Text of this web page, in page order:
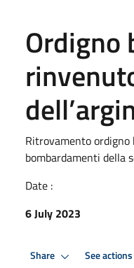
Ordigno
Ritrovamento ordigno
bombardamenti della
Date :
6 July 2023
Share See actions